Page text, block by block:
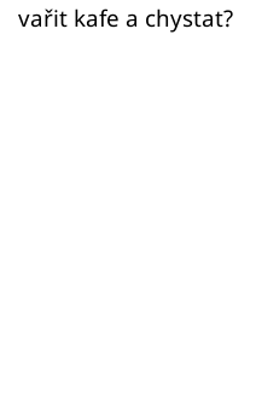
vařit kafe a chystat?